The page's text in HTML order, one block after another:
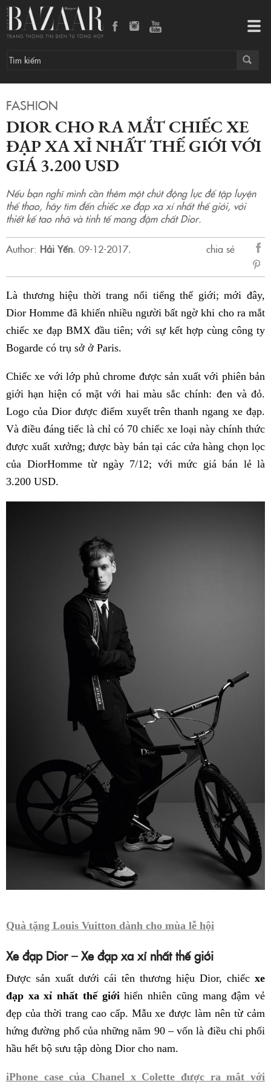
FASHION
DIOR CHO RA MẮT CHIẾC XE
ĐẠP XA XỈ NHẤT THẾ GIỚI VỚI
GIÁ 3.200 USD
Nếu bạn nghĩ mình cần thêm một chút động lực để tập luyện
thể thao, hãy tìm đến chiếc xe đạp xa xỉ nhất thế giới, với
thiết kế tao nhã và tinh tế mang đậm chất Dior.
Author: Hải Yến. 09-12-2017.
chia sẻ
sẻ
Là thương hiệu thời trang nổi tiếng thế giới; mới đây,
Dior Homme đã khiến nhiều người bất ngờ khi cho ra mắt
chiếc xe đạp BMX đầu tiên; với sự kết hợp cùng công ty
Bogarde có trụ sở ở Paris.
Chiếc xe với lớp phủ chrome được sản xuất với phiên bản
giới hạn hiện có mặt với hai màu sắc chính: đen và đỏ.
Logo của Dior được điểm xuyết trên thanh ngang xe đạp.
Và điều đáng tiếc là chỉ có 70 chiếc xe loại này chính thức
được xuất xưởng; được bày bán tại các cửa hàng chọn lọc
của DiorHomme từ ngày 7/12; với mức giá bán lẻ là
3.200 USD.
Quà tặng Louis Vuitton dành cho mùa lễ hội
Xe đạp Dior – Xe đạp xa xỉ nhất thế giới
Được sản xuất dưới cái tên thương hiệu Dior, chiếc xe
đạp xa xỉ nhất thế giới hiển nhiên cũng mang đậm vẻ
đẹp của thời trang cao cấp. Mẫu xe được làm nên từ cảm
hứng đường phố của những năm 90 – vốn là điều chi phối
hầu hết bộ sưu tập dòng Dior cho nam.
iPhone case của Chanel x Colette được ra mắt với